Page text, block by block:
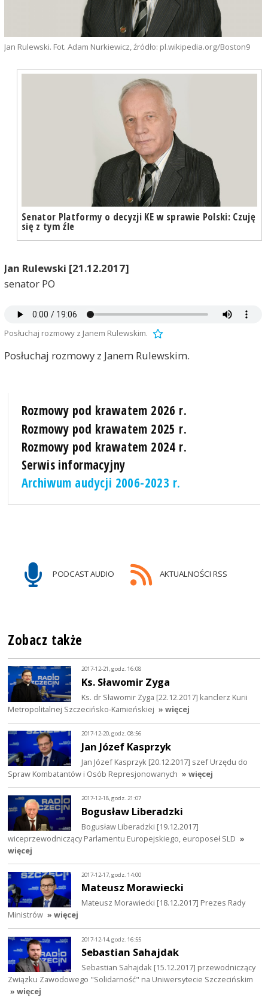
Jan Rulewski. Fot. Adam Nurkiewicz, źródło: pl.wikipedia.org/Boston9
Senator Platformy o decyzji KE w sprawie Polski: Czuję
się z tym źle
Jan Rulewski [21.12.2017]
senator PO
Posłuchaj rozmowy z Janem Rulewskim.
Posłuchaj rozmowy z Janem Rulewskim.
Rozmowy pod krawatem 2026 r.
Rozmowy pod krawatem 2025 r.
Rozmowy pod krawatem 2024 r.
Serwis informacyjny
Archiwum audycji 2006-2023 r.
PODCAST AUDIO AKTUALNOŚCI RSS
Zobacz także
2017-12-21, godz. 16:08
Ks. Sławomir Zyga
Ks. dr Sławomir Zyga [22.12.2017] kanclerz Kurii
Metropolitalnej Szczecińsko-Kamieńskiej » więcej
2017-12-20, godz. 08:56
Jan Józef Kasprzyk
Jan Józef Kasprzyk [20.12.2017] szef Urzędu do
Spraw Kombatantów i Osób Represjonowanych » więcej
2017-12-18, godz. 21:07
Bogusław Liberadzki
Bogusław Liberadzki [19.12.2017]
wiceprzewodniczący Parlamentu Europejskiego, europoseł SLD »
więcej
2017-12-17, godz. 14:00
Mateusz Morawiecki
Mateusz Morawiecki [18.12.2017] Prezes Rady
Ministrów » więcej
2017-12-14, godz. 16:55
Sebastian Sahajdak
Sebastian Sahajdak [15.12.2017] przewodniczący
Związku Zawodowego "Solidarność" na Uniwersytecie Szczecińskim
» więcej